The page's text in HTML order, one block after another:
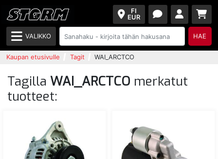
FI
EUR
VALIKKO HAE
Kaupan etusivulle Tagit WAI_ARCTCO
Tagilla WAI_ARCTCO merkatut
tuotteet: